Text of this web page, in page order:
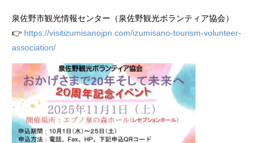
泉佐野市観光情報センター（泉佐野観光ボランティア協会）
👉 https://visitizumisanojpn.com/izumisano-tourism-volunteer-
association/